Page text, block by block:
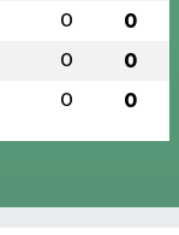
0 0
0 0
0 0